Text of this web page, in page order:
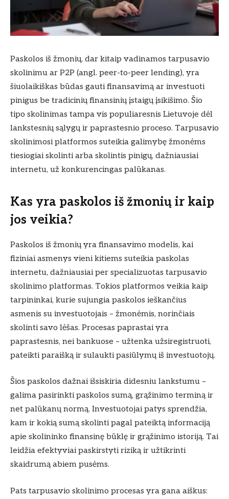
Paskolos iš žmonių, dar kitaip vadinamos tarpusavio
skolinimu ar P2P (angl. peer-to-peer lending), yra
šiuolaikiškas būdas gauti finansavimą ar investuoti
pinigus be tradicinių finansinių įstaigų įsikišimo. Šio
tipo skolinimas tampa vis populiaresnis Lietuvoje dėl
lankstesnių sąlygų ir paprastesnio proceso. Tarpusavio
skolinimosi platformos suteikia galimybę žmonėms
tiesiogiai skolinti arba skolintis pinigų, dažniausiai
internetu, už konkurencingas palūkanas.
Kas yra paskolos iš žmonių ir kaip
jos veikia?
Paskolos iš žmonių yra finansavimo modelis, kai
fiziniai asmenys vieni kitiems suteikia paskolas
internetu, dažniausiai per specializuotas tarpusavio
skolinimo platformas. Tokios platformos veikia kaip
tarpininkai, kurie sujungia paskolos ieškančius
asmenis su investuotojais – žmonėmis, norinčiais
skolinti savo lėšas. Procesas paprastai yra
paprastesnis, nei bankuose – užtenka užsiregistruoti,
pateikti paraišką ir sulaukti pasiūlymų iš investuotojų.
Šios paskolos dažnai išsiskiria didesniu lankstumu –
galima pasirinkti paskolos sumą, grąžinimo terminą ir
net palūkanų normą. Investuotojai patys sprendžia,
kam ir kokią sumą skolinti pagal pateiktą informaciją
apie skolininko finansinę būklę ir grąžinimo istoriją. Tai
leidžia efektyviai paskirstyti riziką ir užtikrinti
skaidrumą abiem pusėms.
Pats tarpusavio skolinimo procesas yra gana aiškus: